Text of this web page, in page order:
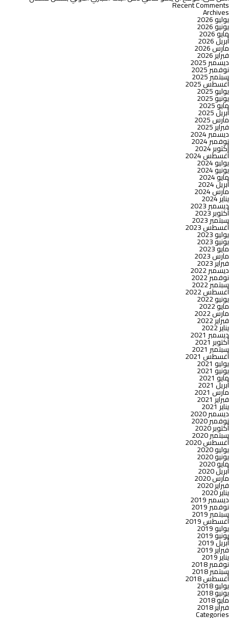
النقدية Recent Comments
Archives
يوليو 2026
يونيو 2026
مايو 2026
أبريل 2026
مارس 2026
فبراير 2026
ديسمبر 2025
نوفمبر 2025
سبتمبر 2025
أغسطس 2025
يوليو 2025
يونيو 2025
مايو 2025
أبريل 2025
مارس 2025
فبراير 2025
ديسمبر 2024
نوفمبر 2024
أكتوبر 2024
أغسطس 2024
يوليو 2024
يونيو 2024
مايو 2024
أبريل 2024
مارس 2024
يناير 2024
ديسمبر 2023
أكتوبر 2023
سبتمبر 2023
أغسطس 2023
يوليو 2023
يونيو 2023
مايو 2023
مارس 2023
فبراير 2023
ديسمبر 2022
نوفمبر 2022
سبتمبر 2022
أغسطس 2022
يونيو 2022
مايو 2022
مارس 2022
فبراير 2022
يناير 2022
ديسمبر 2021
أكتوبر 2021
سبتمبر 2021
أغسطس 2021
يوليو 2021
يونيو 2021
مايو 2021
أبريل 2021
مارس 2021
فبراير 2021
يناير 2021
ديسمبر 2020
نوفمبر 2020
أكتوبر 2020
سبتمبر 2020
أغسطس 2020
يوليو 2020
يونيو 2020
مايو 2020
أبريل 2020
مارس 2020
فبراير 2020
يناير 2020
ديسمبر 2019
نوفمبر 2019
سبتمبر 2019
أغسطس 2019
يوليو 2019
يونيو 2019
أبريل 2019
فبراير 2019
يناير 2019
نوفمبر 2018
سبتمبر 2018
أغسطس 2018
يوليو 2018
يونيو 2018
مايو 2018
فبراير 2018
Categories